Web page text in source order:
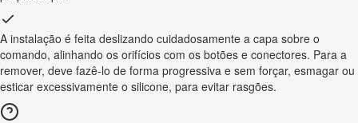
A instalação é feita deslizando cuidadosamente a capa sobre o
comando, alinhando os orifícios com os botões e conectores. Para a
remover, deve fazê-lo de forma progressiva e sem forçar, esmagar ou
esticar excessivamente o silicone, para evitar rasgões.